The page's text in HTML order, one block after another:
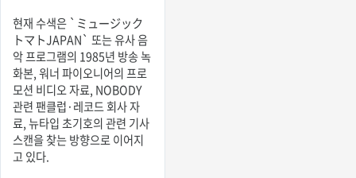
현재 수색은 `ミュージック
トマトJAPAN` 또는 유사 음
악 프로그램의 1985년 방송 녹
화본, 워너 파이오니어의 프로
모션 비디오 자료, NOBODY
관련 팬클럽·레코드 회사 자
료, 뉴타입 초기호의 관련 기사
스캔을 찾는 방향으로 이어지
고 있다.